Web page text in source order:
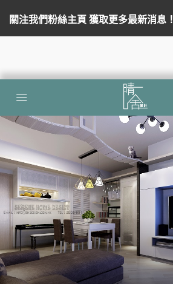
關注我們粉絲主頁 獲取更多最新消息！